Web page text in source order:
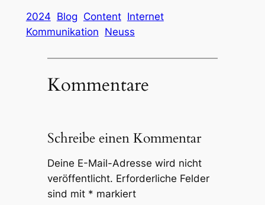
2024 Blog Content Internet
Kommunikation Neuss
Kommentare
Schreibe einen Kommentar
Deine E-Mail-Adresse wird nicht
veröffentlicht. Erforderliche Felder
sind mit * markiert